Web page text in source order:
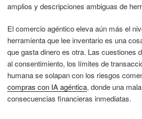
amplios y descripciones ambiguas de
El comercio agéntico eleva aún más el
herramienta que lee inventario es una
que gasta dinero es otra. Las cuestiones
al consentimiento, los límites de
humana se solapan con los riesgos
compras con IA agéntica, donde una
consecuencias financieras inmediatas.